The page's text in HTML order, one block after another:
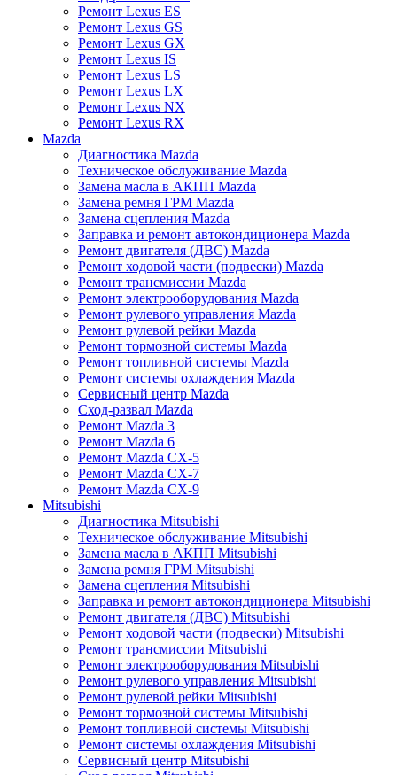
Ремонт Lexus ES
Ремонт Lexus GS
Ремонт Lexus GX
Ремонт Lexus IS
Ремонт Lexus LS
Ремонт Lexus LX
Ремонт Lexus NX
Ремонт Lexus RX
Mazda
Диагностика Mazda
Техническое обслуживание Mazda
Замена масла в АКПП Mazda
Замена ремня ГРМ Mazda
Замена сцепления Mazda
Заправка и ремонт автокондиционера Mazda
Ремонт двигателя (ДВС) Mazda
Ремонт ходовой части (подвески) Mazda
Ремонт трансмиссии Mazda
Ремонт электрооборудования Mazda
Ремонт рулевого управления Mazda
Ремонт рулевой рейки Mazda
Ремонт тормозной системы Mazda
Ремонт топливной системы Mazda
Ремонт системы охлаждения Mazda
Сервисный центр Mazda
Сход-развал Mazda
Ремонт Mazda 3
Ремонт Mazda 6
Ремонт Mazda CX-5
Ремонт Mazda CX-7
Ремонт Mazda CX-9
Mitsubishi
Диагностика Mitsubishi
Техническое обслуживание Mitsubishi
Замена масла в АКПП Mitsubishi
Замена ремня ГРМ Mitsubishi
Замена сцепления Mitsubishi
Заправка и ремонт автокондиционера Mitsubishi
Ремонт двигателя (ДВС) Mitsubishi
Ремонт ходовой части (подвески) Mitsubishi
Ремонт трансмиссии Mitsubishi
Ремонт электрооборудования Mitsubishi
Ремонт рулевого управления Mitsubishi
Ремонт рулевой рейки Mitsubishi
Ремонт тормозной системы Mitsubishi
Ремонт топливной системы Mitsubishi
Ремонт системы охлаждения Mitsubishi
Сервисный центр Mitsubishi